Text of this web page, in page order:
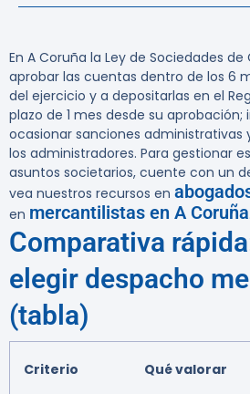
En A Coruña la Ley de Sociedades
aprobar las cuentas dentro de los 6
del ejercicio y a depositarlas en el
plazo de 1 mes desde su aprobación;
ocasionar sanciones administrativas
los administradores. Para gestionar
asuntos societarios, cuente con un
vea nuestros recursos en
en mercantilistas en A Coruña
Comparativa
elegir despacho
(tabla)
Criterio Qué valorar